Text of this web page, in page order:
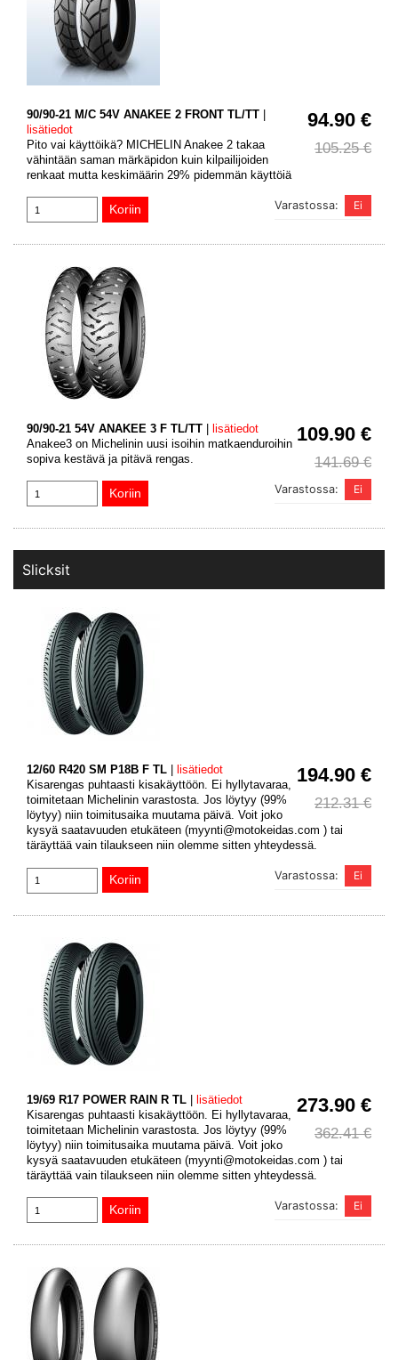
94.90 €
105.25 €
90/90-21 M/C 54V ANAKEE 2 FRONT TL/TT |
lisätiedot
Pito vai käyttöikä? MICHELIN Anakee 2 takaa
vähintään saman märkäpidon kuin kilpailijoiden
renkaat mutta keskimäärin 29% pidemmän käyttöiä
Varastossa:
109.90 €
141.69 €
90/90-21 54V ANAKEE 3 F TL/TT
lisätiedot
Anakee3 on Michelinin uusi isoihin matkaenduroihin
sopiva kestävä ja pitävä rengas.
Varastossa:
Slicksit
194.90 €
212.31 €
12/60 R420 SM P18B F TL
lisätiedot
Kisarengas puhtaasti kisakäyttöön. Ei hyllytavaraa,
toimitetaan Michelinin varastosta. Jos löytyy (99%
löytyy) niin toimitusaika muutama päivä. Voit joko
kysyä saatavuuden etukäteen (myynti@motokeidas.com ) tai
täräyttää vain tilaukseen niin olemme sitten yhteydessä.
Varastossa:
273.90 €
362.41 €
19/69 R17 POWER RAIN R TL
lisätiedot
Kisarengas puhtaasti kisakäyttöön. Ei hyllytavaraa,
toimitetaan Michelinin varastosta. Jos löytyy (99%
löytyy) niin toimitusaika muutama päivä. Voit joko
kysyä saatavuuden etukäteen (myynti@motokeidas.com ) tai
täräyttää vain tilaukseen niin olemme sitten yhteydessä.
Varastossa: